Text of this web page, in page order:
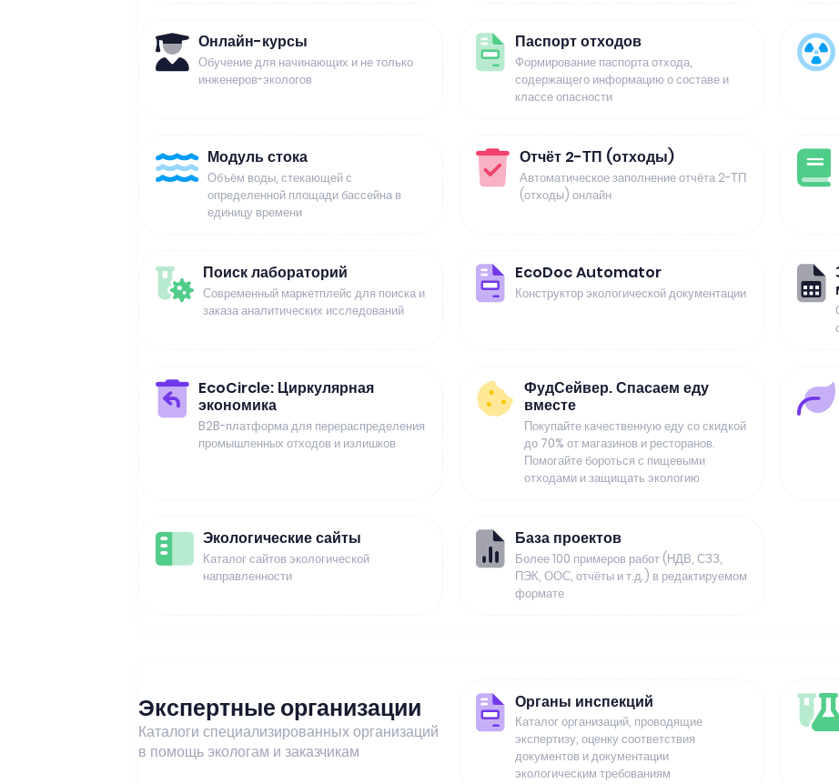
Онлайн-курсы
Обучение для начинающих и не только
инженеров-экологов
Паспорт отходов
Формирование паспорта отхода,
содержащего информацию о составе и
классе опасности
Модуль стока
Объём воды, стекающей с
определенной площади бассейна в
единицу времени
Отчёт 2-ТП (отходы)
Автоматическое заполнение отчёта 2-ТП
(отходы) онлайн
Поиск лабораторий
Современный маркетплейс для поиска и
заказа аналитических исследований
EcoDoc Automator
Конструктор экологической документации
EcoCircle: Циркулярная
экономика
B2B-платформа для перераспределения
промышленных отходов и излишков
ФудСейвер. Спасаем еду
вместе
Покупайте качественную еду со скидкой
до 70% от магазинов и ресторанов.
Помогайте бороться с пищевыми
отходами и защищать экологию
Экологические сайты
Каталог сайтов экологической
направленности
База проектов
Более 100 примеров работ (НДВ, СЗЗ,
ПЭК, ООС, отчёты и т.д.) в редактируемом
формате
Экспертные организации
Каталоги специализированных организаций
в помощь экологам и заказчикам
Органы инспекций
Каталог организаций, проводящие
экспертизу, оценку соответствия
документов и документации
экологическим требованиям